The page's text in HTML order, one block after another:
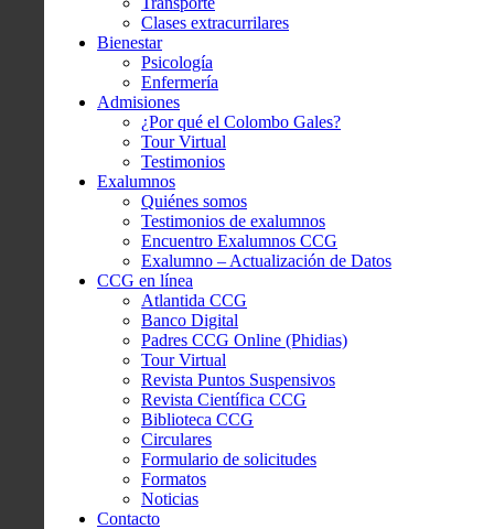
Clases extracurrilares
Bienestar
Psicología
Enfermería
Admisiones
¿Por qué el Colombo Gales?
Tour Virtual
Testimonios
Exalumnos
Quiénes somos
Testimonios de exalumnos
Encuentro Exalumnos CCG
Exalumno – Actualización de Datos
CCG en línea
Atlantida CCG
Banco Digital
Padres CCG Online (Phidias)
Tour Virtual
Revista Puntos Suspensivos
Revista Científica CCG
Biblioteca CCG
Circulares
Formulario de solicitudes
Formatos
Noticias
Contacto